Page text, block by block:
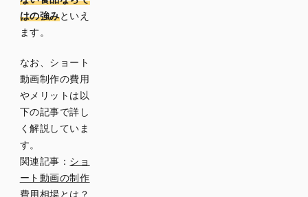
購買意
欲を引
シズル
撮影と
クリエ
イティ
ブ力
撮影・
編集・
運用ま
はの強みといえ
ます。
なお、ショート
動画制作の費用
やメリットは以
下の記事で詳し
く解説していま
す。
関連記事： ショ
ート動画の制作
費用相場とは？